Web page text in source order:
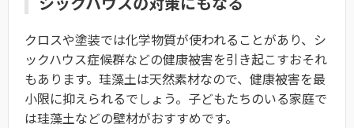
クロスや塗装では化学物質が使われることがあり、シ
ックハウス症候群などの健康被害を引き起こすおそれ
もあります。珪藻土は天然素材なので、健康被害を最
小限に抑えられるでしょう。子どもたちのいる家庭で
は珪藻土などの壁材がおすすめです。